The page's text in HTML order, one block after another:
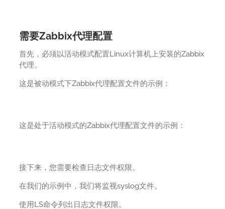
需要Zabbix代理配置
首先，必须以活动模式配置Linux计算机上安装的Zabbix
代理。
这是被动模式下Zabbix代理配置文件的示例：
这是处于活动模式的Zabbix代理配置文件的示例：
接下来，您需要检查日志文件权限。
在我们的示例中，我们将监视syslog文件。
使用LS命令列出日志文件权限。